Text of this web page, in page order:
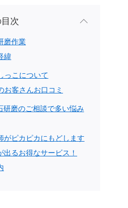
次
磨作業
緯
っこについて
お客さんお口コミ
研磨のご相談で多い悩み
がピカピカにもどします
出るお得なサービス！